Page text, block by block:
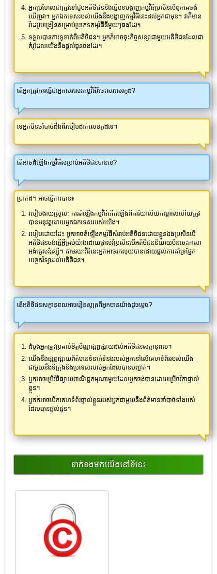
អ្នកប្រហែលជាត្រូវទៅជួបអតិថិជននិងធ្វើបទបង្ហាញកម្មវិធីប្រសិនបើពួកគេចង់
ឃើញវា។ អ្នកឯកទេសរបស់យើងនឹងបង្ហាញកម្មវិធីនេះដល់អ្នកជាមុន។ វាក៏មាន
វីដេអូបង្រៀនសម្រាប់ប្រភេទកម្មវិធីនីមួយៗផងដែរ។
ទទួលបានការទូទាត់ពីអតិថិជន។ អ្នកក៏អាចចុះកិច្ចសន្យាជាមួយអតិថិជនដែលជា
គំរូដែលយើងនឹងផ្តល់ជូនផងដែរ។
តើអ្នកត្រូវការធ្វើជាអ្នកសរសេរកម្មវិធីរឺចេះសរសេរកូដ?
ទេអ្នកមិនចាំបាច់ដឹងពីរបៀបដាក់លេខកូដទេ។
តើអាចដំឡើងកម្មវិធីសម្រាប់អតិថិជនបានទេ?
ប្រាកដ។ អាចធ្វើការបាន៖
របៀបងាយស្រួល: ការតំឡើងកម្មវិធីកើតឡើងពីការិយាល័យកណ្តាលហើយត្រូវ
បានអនុវត្តដោយអ្នកឯកទេសរបស់យើង។
របៀបដោយដៃ៖ អ្នកអាចតំឡើងកម្មវិធីសំរាប់អតិថិជនដោយខ្លួនឯងប្រសិនបើ
អតិថិជនចង់ធ្វើអ្វីគ្រប់យ៉ាងដោយផ្ទាល់រឺប្រសិនបើអតិថិជននិយាយមិនចេះភាសា
អង់គ្លេសរឺរុស្ស៊ី។ តាមរយៈវិធីនេះអ្នកអាចរកលុយបានដោយផ្តល់ការគាំទ្រផ្នែក
បច្ចេកវិទ្យាដល់អតិថិជន។
តើអតិថិជនសក្តានុពលអាចរៀនសូត្រពីអ្នកបានយ៉ាងដូចម្តេច?
ដំបូងអ្នកត្រូវប្រគល់ខិត្តប័ណ្ណផ្សព្វផ្សាយដល់អតិថិជនសក្តានុពល។
យើងនឹងផ្សព្វផ្សាយព័ត៌មានទំនាក់ទំនងរបស់អ្នកនៅលើគេហទំព័ររបស់យើង
ជាមួយនឹងទីក្រុងនិងប្រទេសរបស់អ្នកដែលបានបញ្ជាក់។
អ្នកអាចប្រើវិធីផ្សាយពាណិជ្ជកម្មណាមួយដែលអ្នកចង់បានដោយប្រើថវិកាផ្ទាល់
ខ្លួន។
អ្នកក៏អាចបើកគេហទំព័រផ្ទាល់ខ្លួនរបស់អ្នកជាមួយនឹងព័ត៌មានចាំបាច់ទាំងអស់
ដែលបានផ្តល់ជូន។
ទាក់ទងមកយើងនៅទីនេះ